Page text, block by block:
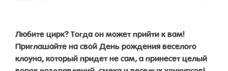
Любите цирк? Тогда он может прийти к вам!
Приглашайте на свой День рождения веселого
клоуна, который придет не сам, а принесет целый